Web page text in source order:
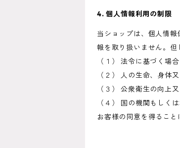
4. 個人情報利用の制限
当ショップは、個人情
報を取り扱いません。但
（１） 法令に基づく場合
（２） 人の生命、身体
（３） 公衆衛生の向上
（４） 国の機関もしく
お客様の同意を得るこ